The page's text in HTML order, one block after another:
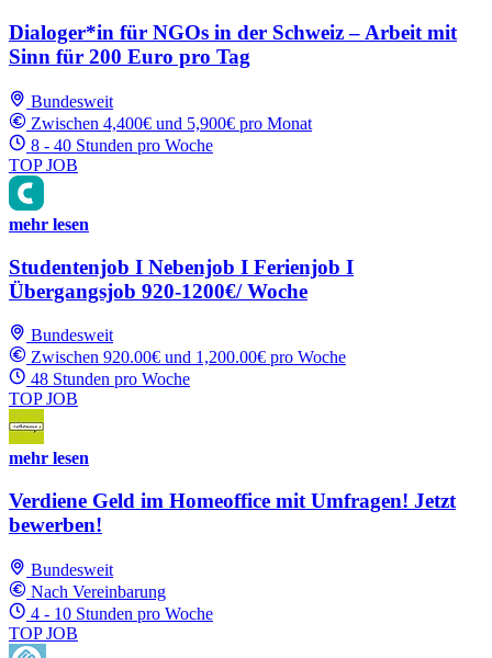
Dialoger*in für NGOs in der Schweiz – Arbeit mit
Sinn für 200 Euro pro Tag
Bundesweit
Zwischen 4,400€ und 5,900€ pro Monat
8 - 40 Stunden pro Woche
TOP JOB
mehr lesen
Studentenjob I Nebenjob I Ferienjob I
Übergangsjob 920-1200€/ Woche
Bundesweit
Zwischen 920.00€ und 1,200.00€ pro Woche
48 Stunden pro Woche
TOP JOB
mehr lesen
Verdiene Geld im Homeoffice mit Umfragen! Jetzt
bewerben!
Bundesweit
Nach Vereinbarung
4 - 10 Stunden pro Woche
TOP JOB